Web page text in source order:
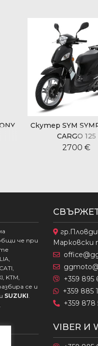
Скутер SYM
CARGO 125
2700 €
че при
KTM,
се и
и SUZUKI.
Марковски
+359 895
+359 885
+359 878
VIBER И